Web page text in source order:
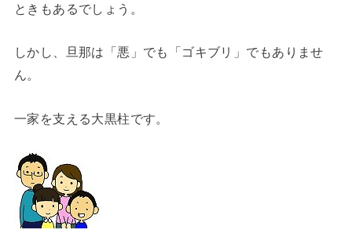
ときもあるでしょう。
しかし、旦那は「悪」でも「ゴキブリ」でもありませ
ん。
一家を支える大黒柱です。